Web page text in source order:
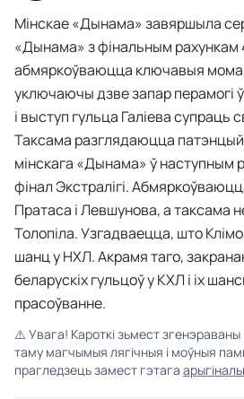
Мінскае «Дынама» завяршыла
«Дынама» з фінальным рахункам
абмяркоўваюцца ключавыя
уключаючы дзве запар перамогі
і выступ гульца Галіева супраць
Таксама разглядаюцца
мінскага «Дынама» ў наступным
фінал Экстралігі.
Пратаса і Левшунова, а таксама
Толопіла. Узгадваецца, што
шанц у НХЛ. Акрамя таго,
беларускіх гульцоў у КХЛ і іх
прасоўванне.
⚠️ Увага! Кароткі зьмест
таму магчымыя лягічныя і моўныя
прагледзець замест гэтага